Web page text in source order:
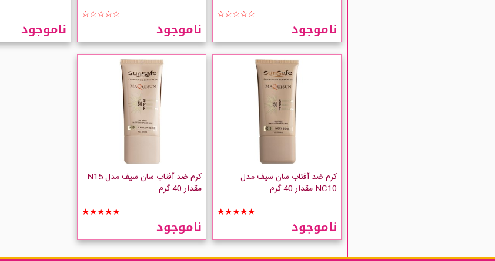
☆☆☆☆☆
ناموجود
☆☆☆☆☆
ناموجود ناموجود
کرم ضد آفتاب سان سیف مدل
NC10 مقدار 40 گرم
★★★★★
ناموجود
کرم ضد آفتاب سان سیف مدل N15
مقدار 40 گرم
★★★★★
ناموجود